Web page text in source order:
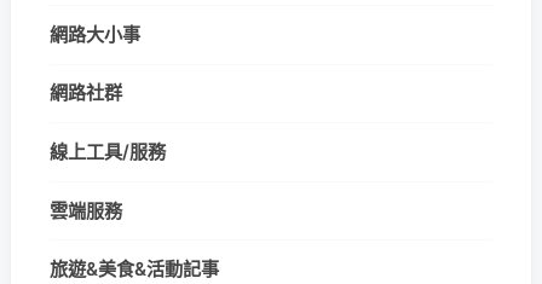
網路大小事
網路社群
線上工具/服務
雲端服務
旅遊&美食&活動記事